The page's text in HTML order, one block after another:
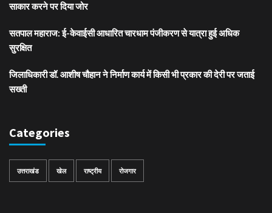
साकार करने पर दिया जोर
सतपाल महाराज: ई-केवाईसी आधारित चारधाम पंजीकरण से यात्रा हुई अधिक
सुरक्षित
जिलाधिकारी डॉ. आशीष चौहान ने निर्माण कार्य में किसी भी प्रकार की देरी पर जताई
सख्ती
Categories
उत्तराखंड खेल राष्ट्रीय रोजगार